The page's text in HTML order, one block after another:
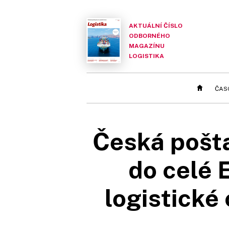
AKTUÁLNÍ ČÍSLO
ODBORNÉHO
MAGAZÍNU
LOGISTIKA
Česká
do celé
logistické